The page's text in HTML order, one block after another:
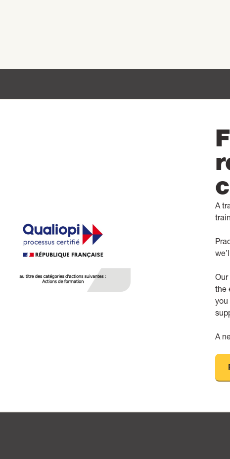
A
Our
the
you
A